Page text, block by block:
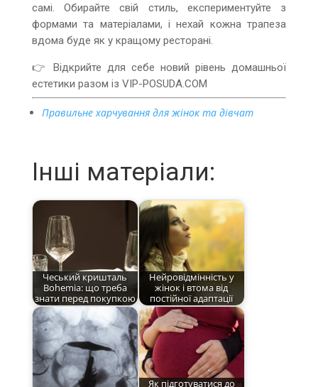
самі. Обирайте свій стиль, експериментуйте з
формами та матеріалами, і нехай кожна трапеза
вдома буде як у кращому ресторані.
👉 Відкрийте для себе новий рівень домашньої
естетики разом із VIP-POSUDA.COM
Правильне харчування для жінок та дівчат
Інші матеріали:
Чеський кришталь
Bohemia: що треба
знати перед покупкою
Нейровідмінність у
жінок і втома від
постійної адаптації
Як підготуватися до